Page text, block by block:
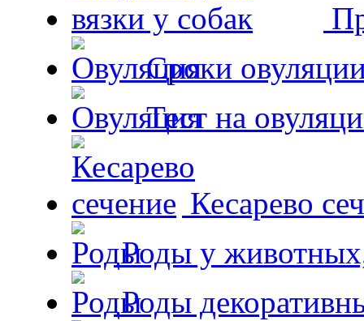
Сроки
Тест на
Кесарево
Роды у
Роды